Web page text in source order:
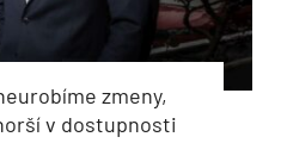
zmeny,
v dostupnosti